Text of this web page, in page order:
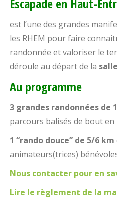
Escapade en Haut-
est l’une des grandes
les RHEM pour faire
randonnée et valoriser le
déroule au départ de la
Au programme
3 grandes randonnées de
parcours balisés de bout
1 “rando douce” de 5/6 km
animateurs(trices)
Nous contacter pour en
Lire le règlement de la